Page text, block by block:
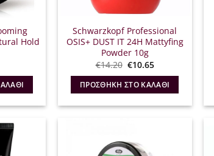
Hold
Schwarzkopf Professional
OSIS+ DUST IT 24H Mattyfing
Powder 10g
€14.20 Original
was:
€14.20.
€10.65Η
τιμή
είναι:
ΠΡΟΣΘΉΚΗ ΣΤΟ ΚΑΛΆΘΙ